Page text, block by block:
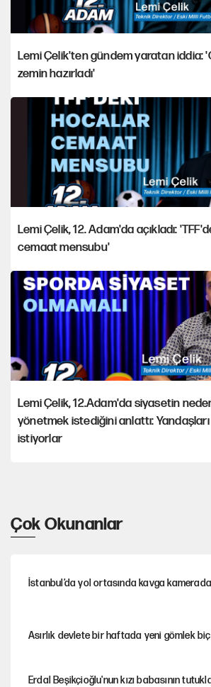
Lemi Çelik'ten gündem yaratan iddia:
zemin hazırladı'
Lemi Çelik, 12. Adam'da açıkladı:
cemaat mensubu'
Lemi Çelik, 12.Adam'da siyasetin
yönetmek istediğini anlattı:
istiyorlar
Çok Okunanlar
İstanbul’da yol ortasında kavga kamerada
Asırlık devlete bir haftada yeni gömlek
Erdal Beşikçioğlu'nun kızı babasının